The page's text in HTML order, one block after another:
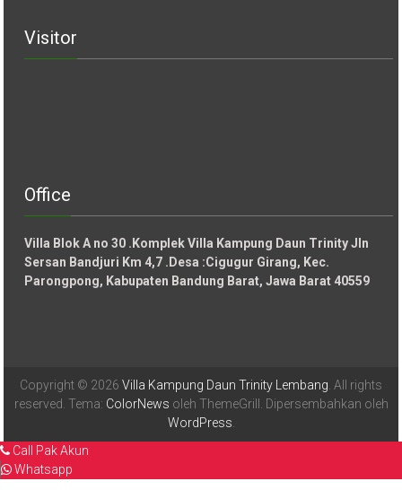
Visitor
Office
Villa Blok A no 30 .Komplek Villa Kampung Daun Trinity Jln
Sersan Bandjuri Km 4,7 .Desa :Cigugur Girang, Kec.
Parongpong, Kabupaten Bandung Barat, Jawa Barat 40559
Copyright © 2026 Villa Kampung Daun Trinity Lembang. All rights
reserved. Tema: ColorNews oleh ThemeGrill. Dipersembahkan oleh
WordPress.
Call Pak Akun
Whatsapp